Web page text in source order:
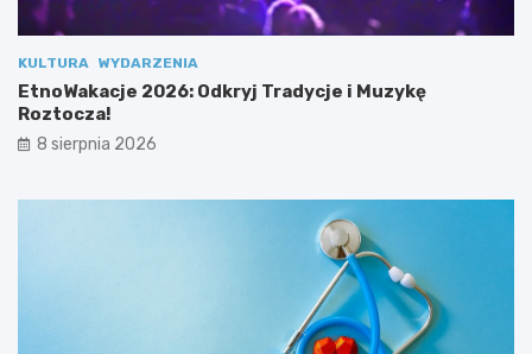
KULTURA WYDARZENIA
EtnoWakacje 2026: Odkryj Tradycje i Muzykę
Roztocza!
8 sierpnia 2026